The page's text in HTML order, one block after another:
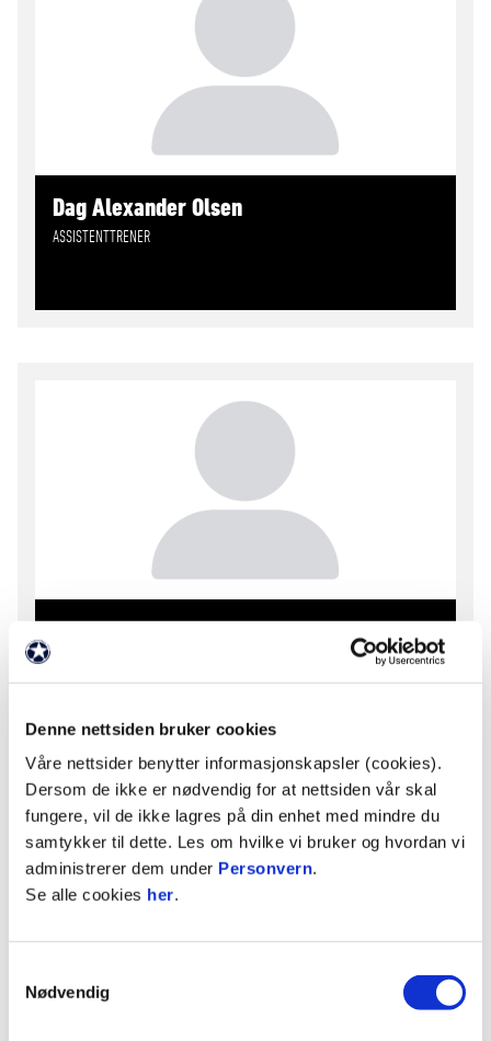
Denne nettsiden bruker cookies
Våre nettsider benytter informasjonskapsler (cookies).
Dersom de ikke er nødvendig for at nettsiden vår skal
fungere, vil de ikke lagres på din enhet med mindre du
samtykker til dette. Les om hvilke vi bruker og hvordan vi
administrerer dem under Personvern.
Se alle cookies her.
Nødvendig
Dag Alexander Olsen
ASSISTENTTRENER
Morten Nerødegård
E-post morten